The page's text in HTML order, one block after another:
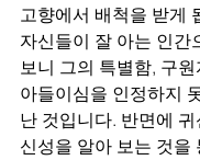
고향에서 배척을 받게
자신들이 잘 아는 인간
보니 그의 특별함, 구
아들이심을 인정하지
난 것입니다. 반면에
신성을 알아 보는 것을